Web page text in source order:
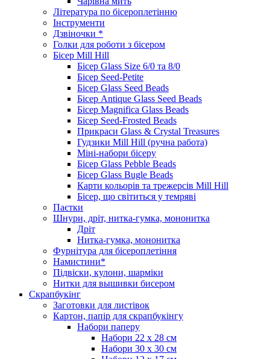
Література по бісероплетінню
Інструменти
Дзвіночки *
Голки для роботи з бісером
Бісер Mill Hill
Бісер Glass Size 6/0 та 8/0
Бісер Seed-Petite
Бісер Glass Seed Beads
Бісер Antique Glass Seed Beads
Бісер Magnifica Glass Beads
Бісер Seed-Frosted Beads
Прикраси Glass & Crystal Treasures
Гудзики Mill Hill (ручна работа)
Міні-набори бісеру
Бісер Glass Pebble Beads
Бісер Glass Bugle Beads
Карти кольорів та трежерсів Mill Hill
Бісер, що світиться у темряві
Паєтки
Шнури, дріт, нитка-гумка, мононитка
Дріт
Нитка-гумка, мононитка
Фурнітура для бісероплетіння
Намистини*
Підвіски, кулони, шарміки
Нитки для вышивки бисером
Скрапбукінг
Заготовки для листівок
Картон, папір для скрапбукінгу
Набори паперу
Набори 22 х 28 см
Набори 30 х 30 см